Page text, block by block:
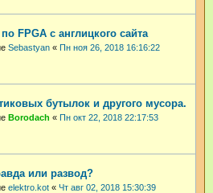
FPGA с англицкого сайта
Sebastyan « Пн ноя 26, 2018 16:16:22
бутылок и другого мусора.
Borodach « Пн окт 22, 2018 22:17:53
или развод?
elektro.kot « Чт авг 02, 2018 15:30:39